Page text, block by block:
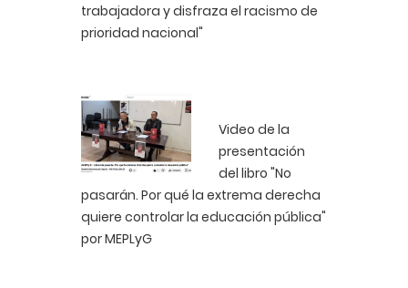
trabajadora y disfraza el racismo de
prioridad nacional"
Video de la
presentación
del libro "No
pasarán. Por qué la extrema derecha
quiere controlar la educación pública"
por MEPLyG